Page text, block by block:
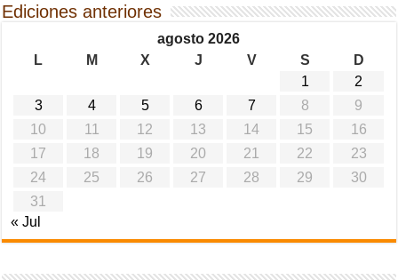
Ediciones anteriores
agosto 2026
L
M X J V S
D
1
2
3
4 5 6 7 8
9
10
11 12 13 14 15
16
17
18 19 20 21 22
23
24
25 26 27 28 29
30
31
« Jul